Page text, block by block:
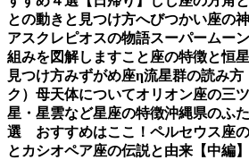
との動きと見つけ方へびつかい座の
アスクレピオスの物語スーパームー
組みを図解しますこと座の特徴と恒
見つけ方みずがめ座η流星群の読み
ク）母天体についてオリオン座の三
星・星雲など星座の特徴沖縄県のふ
選 おすすめはここ！ ペルセウス座
とカシオペア座の伝説と由来【中編】